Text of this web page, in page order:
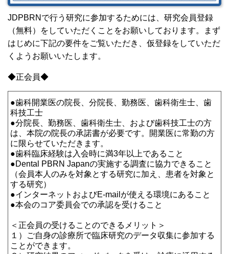
JDPBRNで行う研究に参加するためには、研究会員登録
（無料）をしていただくことをお願いしております。まず
はじめに下記の要件をご覧いただき、仮登録をしていただ
くようお願いいたします。
◆正会員◆
●歯科開業医の院長、分院長、勤務医、歯科衛生士、歯
科技工士
●分院長、勤務医、歯科衛生士、および歯科技工士の方
は、本院の院長の承諾書が必要です。開業医に常勤の方
に限らせていただきます。
●歯科臨床経験は入会時に満3年以上であること
●Dental PBRN Japanの実施する調査に協力できること
（会員本人のみを対象とする研究に加え、患者を対象と
する研究）
●インターネットおよびE-mailが使える環境にあること
●本会のコア委員会での承認を受けること
＜正会員の受けることのできるメリット＞
１）ご自身の診療所で臨床研究のデータ収集に参加する
ことができます。